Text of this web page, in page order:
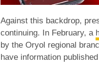
Against this backdrop,
continuing. In February, a
by the Oryol regional
have information